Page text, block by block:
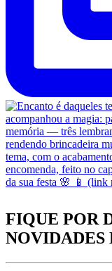
FIQUE POR
NOVIDADES